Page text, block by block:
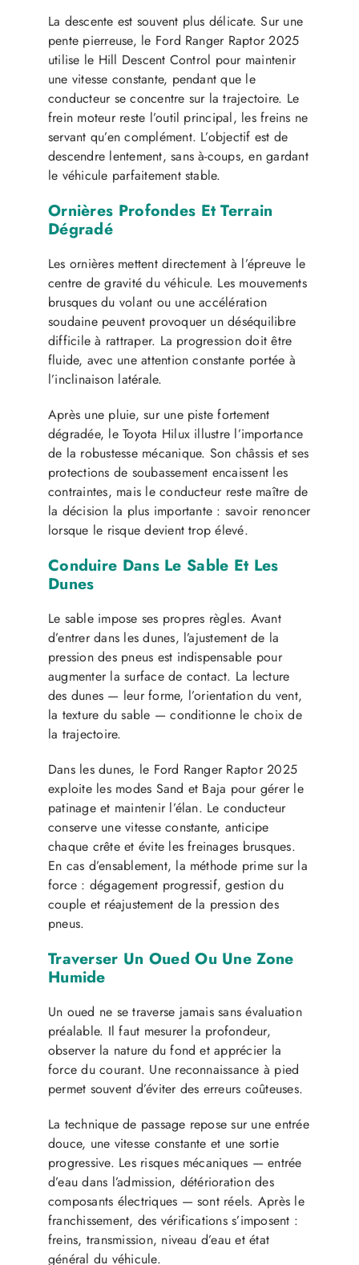
La descente est souvent plus délicate. Sur une
pente pierreuse, le Ford Ranger Raptor 2025
utilise le Hill Descent Control pour maintenir
une vitesse constante, pendant que le
conducteur se concentre sur la trajectoire. Le
frein moteur reste l’outil principal, les freins ne
servant qu’en complément. L’objectif est de
descendre lentement, sans à-coups, en gardant
le véhicule parfaitement stable.
Ornières Profondes Et Terrain
Dégradé
Les ornières mettent directement à l’épreuve le
centre de gravité du véhicule. Les mouvements
brusques du volant ou une accélération
soudaine peuvent provoquer un déséquilibre
difficile à rattraper. La progression doit être
fluide, avec une attention constante portée à
l’inclinaison latérale.
Après une pluie, sur une piste fortement
dégradée, le Toyota Hilux illustre l’importance
de la robustesse mécanique. Son châssis et ses
protections de soubassement encaissent les
contraintes, mais le conducteur reste maître de
la décision la plus importante : savoir renoncer
lorsque le risque devient trop élevé.
Conduire Dans Le Sable Et Les
Dunes
Le sable impose ses propres règles. Avant
d’entrer dans les dunes, l’ajustement de la
pression des pneus est indispensable pour
augmenter la surface de contact. La lecture
des dunes — leur forme, l’orientation du vent,
la texture du sable — conditionne le choix de
la trajectoire.
Dans les dunes, le Ford Ranger Raptor 2025
exploite les modes Sand et Baja pour gérer le
patinage et maintenir l’élan. Le conducteur
conserve une vitesse constante, anticipe
chaque crête et évite les freinages brusques.
En cas d’ensablement, la méthode prime sur la
force : dégagement progressif, gestion du
couple et réajustement de la pression des
pneus.
Traverser Un Oued Ou Une Zone
Humide
Un oued ne se traverse jamais sans évaluation
préalable. Il faut mesurer la profondeur,
observer la nature du fond et apprécier la
force du courant. Une reconnaissance à pied
permet souvent d’éviter des erreurs coûteuses.
La technique de passage repose sur une entrée
douce, une vitesse constante et une sortie
progressive. Les risques mécaniques — entrée
d’eau dans l’admission, détérioration des
composants électriques — sont réels. Après le
franchissement, des vérifications s’imposent :
freins, transmission, niveau d’eau et état
général du véhicule.